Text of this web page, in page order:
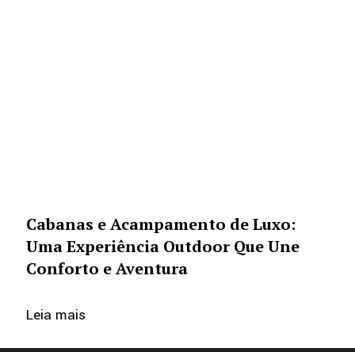
Cabanas e Acampamento de Luxo:
Uma Experiência Outdoor Que Une
Conforto e Aventura
Leia mais